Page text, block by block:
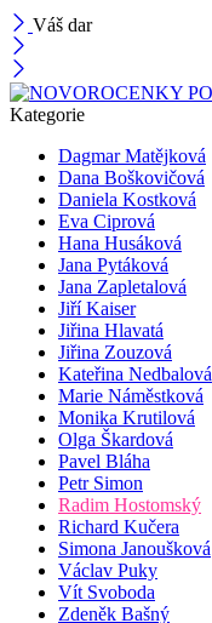
Váš dar
Kategorie
Dagmar Matějková
Dana Boškovičová
Daniela Kostková
Eva Ciprová
Hana Husáková
Jana Pytáková
Jana Zapletalová
Jiří Kaiser
Jiřina Hlavatá
Jiřina Zouzová
Kateřina Nedbalová
Marie Náměstková
Monika Krutilová
Olga Škardová
Pavel Bláha
Petr Simon
Radim Hostomský
Richard Kučera
Simona Janoušková
Václav Puky
Vít Svoboda
Zdeněk Bašný